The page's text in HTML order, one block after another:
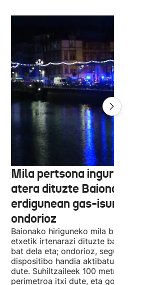
Mila pertsona inguru
atera dituzte Baionako
erdigunean gas-isuri baten
ondorioz
Baionako hiriguneko mila bizilagun
etxetik irtenarazi dituzte bart, gas-
bat dela eta; ondorioz, segurtasun
dispositibo handia aktibatu behar
dute. Suhiltzaileek 100 metroko
perimetroa itxi dute, eta goizaldeko